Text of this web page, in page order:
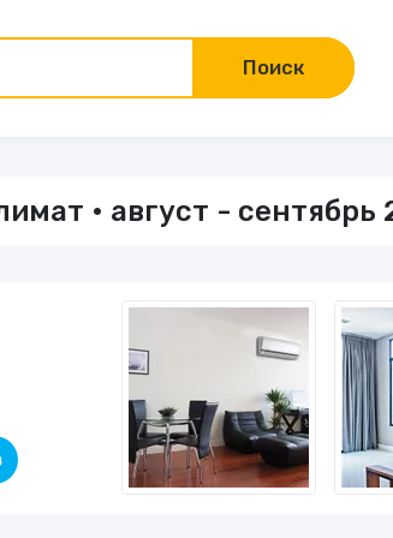
Поиск
• август - сентябрь